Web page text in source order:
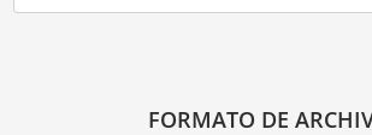
FORMATO DE